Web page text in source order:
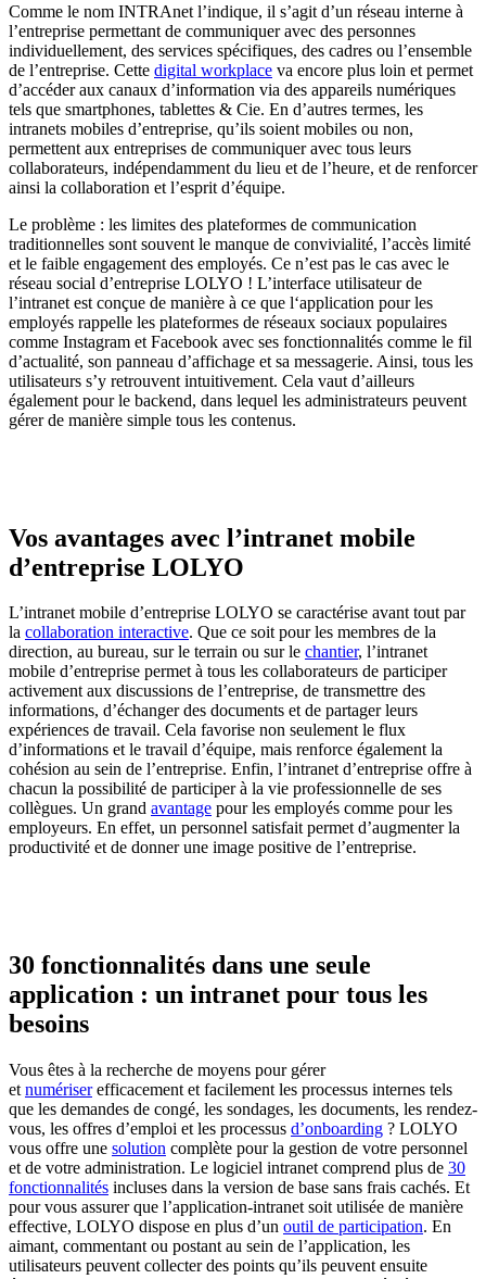
Comme le nom INTRAnet l’indique, il s’agit d’un réseau interne à
l’entreprise permettant de communiquer avec des personnes
individuellement, des services spécifiques, des cadres ou l’ensemble
de l’entreprise. Cette digital workplace va encore plus loin et permet
d’accéder aux canaux d’information via des appareils numériques
tels que smartphones, tablettes & Cie. En d’autres termes, les
intranets mobiles d’entreprise, qu’ils soient mobiles ou non,
permettent aux entreprises de communiquer avec tous leurs
collaborateurs, indépendamment du lieu et de l’heure, et de renforcer
ainsi la collaboration et l’esprit d’équipe.
Le problème : les limites des plateformes de communication
traditionnelles sont souvent le manque de convivialité, l’accès limité
et le faible engagement des employés. Ce n’est pas le cas avec le
réseau social d’entreprise LOLYO ! L’interface utilisateur de
l’intranet est conçue de manière à ce que l‘application pour les
employés rappelle les plateformes de réseaux sociaux populaires
comme Instagram et Facebook avec ses fonctionnalités comme le fil
d’actualité, son panneau d’affichage et sa messagerie. Ainsi, tous les
utilisateurs s’y retrouvent intuitivement. Cela vaut d’ailleurs
également pour le backend, dans lequel les administrateurs peuvent
gérer de manière simple tous les contenus.
Vos avantages avec l’intranet mobile
d’entreprise LOLYO
L’intranet mobile d’entreprise LOLYO se caractérise avant tout par
la collaboration interactive. Que ce soit pour les membres de la
direction, au bureau, sur le terrain ou sur le chantier, l’intranet
mobile d’entreprise permet à tous les collaborateurs de participer
activement aux discussions de l’entreprise, de transmettre des
informations, d’échanger des documents et de partager leurs
expériences de travail. Cela favorise non seulement le flux
d’informations et le travail d’équipe, mais renforce également la
cohésion au sein de l’entreprise. Enfin, l’intranet d’entreprise offre à
chacun la possibilité de participer à la vie professionnelle de ses
collègues. Un grand avantage pour les employés comme pour les
employeurs. En effet, un personnel satisfait permet d’augmenter la
productivité et de donner une image positive de l’entreprise.
30 fonctionnalités dans une seule
application : un intranet pour tous les
besoins
Vous êtes à la recherche de moyens pour gérer
et numériserefficacement et facilement les processus internes tels
que les demandes de congé, les sondages, les documents, les rendez-
vous, les offres d’emploi et les processus d’onboarding ? LOLYO
vous offre une solution complète pour la gestion de votre personnel
et de votre administration. Le logiciel intranet comprend plus de 30
fonctionnalités incluses dans la version de base sans frais cachés. Et
pour vous assurer que l’application-intranet soit utilisée de manière
effective, LOLYO dispose en plus d’un outil de participation. En
aimant, commentant ou postant au sein de l’application, les
utilisateurs peuvent collecter des points qu’ils peuvent ensuite